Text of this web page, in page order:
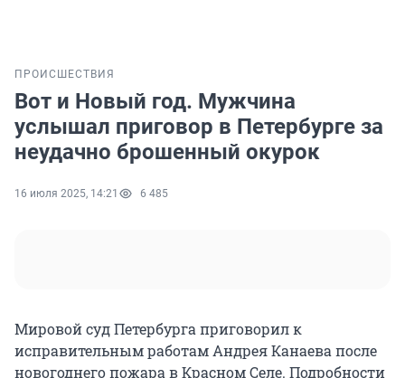
ПРОИСШЕСТВИЯ
Вот и Новый год. Мужчина
услышал приговор в Петербурге за
неудачно брошенный окурок
16 июля 2025, 14:21 6 485
Мировой суд Петербурга приговорил к
исправительным работам Андрея Канаева после
новогоднего пожара в Красном Селе. Подробности